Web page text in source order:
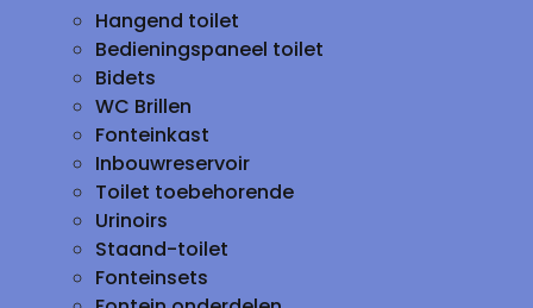
Hangend toilet
Bedieningspaneel toilet
Bidets
WC Brillen
Fonteinkast
Inbouwreservoir
Toilet toebehorende
Urinoirs
Staand-toilet
Fonteinsets